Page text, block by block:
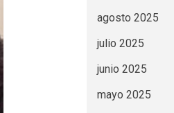
agosto 2025
julio 2025
junio 2025
mayo 2025